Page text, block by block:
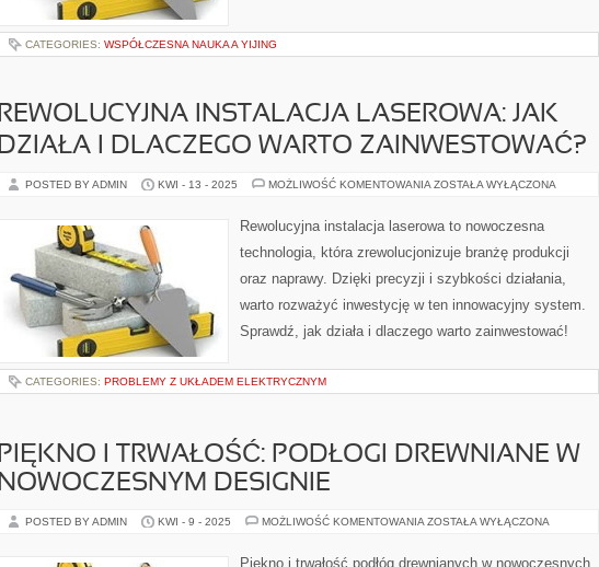
CATEGORIES: WSPÓŁCZESNA NAUKA A YIJING
REWOLUCYJNA INSTALACJA LASEROWA: JAK
DZIAŁA I DLACZEGO WARTO ZAINWESTOWAĆ?
POSTED BY ADMIN KWI - 13 - 2025 MOŻLIWOŚĆ KOMENTOWANIA REWOLUCYJNA
JAK
DZIAŁA
DLACZEGO
ZAINWESTOWAĆ?
ZOSTAŁA WYŁĄCZONA
Rewolucyjna instalacja laserowa to nowoczesna
technologia, która zrewolucjonizuje branżę produkcji
oraz naprawy. Dzięki precyzji i szybkości działania,
warto rozważyć inwestycję w ten innowacyjny system.
Sprawdź, jak działa i dlaczego warto zainwestować!
CATEGORIES: PROBLEMY Z UKŁADEM ELEKTRYCZNYM
PIĘKNO I TRWAŁOŚĆ: PODŁOGI DREWNIANE W
NOWOCZESNYM DESIGNIE
POSTED BY ADMIN KWI - 9 - 2025 MOŻLIWOŚĆ KOMENTOWANIA PIĘKNO
PODŁOGI
ZOSTAŁA WYŁĄCZONA
Piękno i trwałość podłóg drewnianych w nowoczesnych